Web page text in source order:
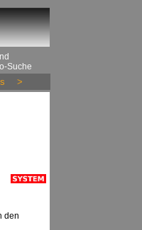
Suche
>
den